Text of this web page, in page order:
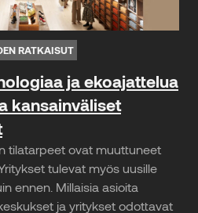
RATKAISUT
ja ekoajattelua
kansainväliset
tilatarpeet ovat muuttuneet
tulevat myös uusille
ennen. Millaisia asioita
ja yritykset odottavat